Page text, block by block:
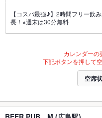
【コスパ最強♪】2時間フリー飲
長！※週末は30分無料
カレンダーの
下記ボタンを押して
空席